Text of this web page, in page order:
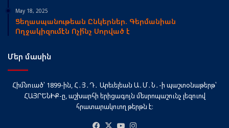
May 18, 2025
Ցեղասպանութեան Ընկերներ. Գերմանիան
Ողջակիզումէն Ոչի՞նչ Սորված է
Մեր մասին
Հիմնուած՝ 1899-ին, Հ․Յ․Դ․ Արեւելեան Ա․Մ․Ն․-ի պաշտօնաթերթ՝
ՀԱՅՐԵՆԻՔ-ը, աշխարհի երիցագոյն մեսրոպաշունչ լեզուով
հրատարակուող թերթն է։
Facebook
X YouTube